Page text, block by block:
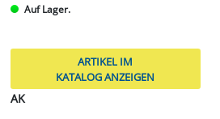
Auf Lager.
ARTIKEL IM
KATALOG ANZEIGEN
AK